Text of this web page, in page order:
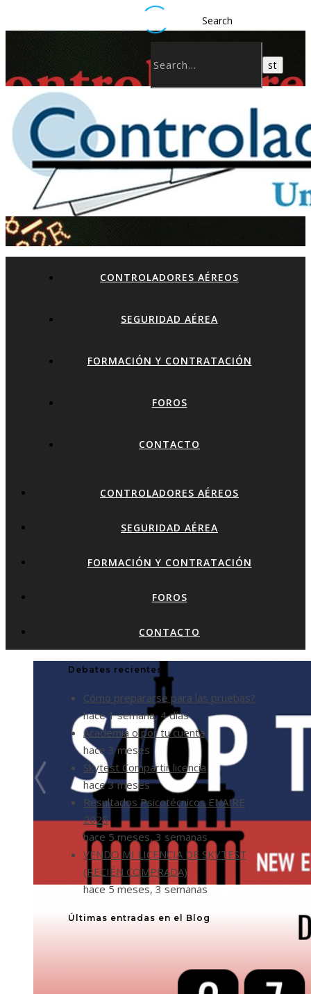
Search
CONTROLADORES AÉREOS
SEGURIDAD AÉREA
FORMACIÓN Y CONTRATACIÓN
FOROS
CONTACTO
CONTROLADORES AÉREOS
SEGURIDAD AÉREA
FORMACIÓN Y CONTRATACIÓN
FOROS
CONTACTO
Debates recientes
Cómo prepararse para las pruebas?
hace 1 semana, 4 días
Academia o por tu cuenta
hace 3 meses
Skytest Compartir licencia
hace 3 meses
Resultados Psicotécnicos ENAIRE
2025
hace 5 meses, 3 semanas
VENDO MI LICENCIA DE SKYTEST
(RECIÉN COMPRADA)
hace 5 meses, 3 semanas
Últimas entradas en el Blog